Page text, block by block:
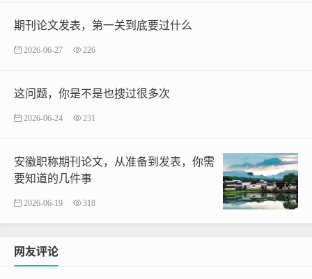
期刊论文发表，第一关到底要过什么
2026-06-27 226
这问题，你是不是也搜过很多次
2026-06-24 231
安徽职称期刊论文，从准备到发表，你需
要知道的几件事
2026-06-19 318
网友评论